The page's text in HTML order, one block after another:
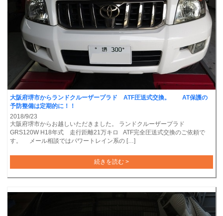
大阪府堺市からランドクルーザープラド ATF圧送式交換。 AT保護の
予防整備は定期的に！！
2018/9/23
大阪府堺市からお越しいただきました。 ランドクルーザープラド
GRS120W H18年式 走行距離21万キロ ATF完全圧送式交換のご依頼で
す。 メール相談ではパワートレイン系の […]
続きを読む >